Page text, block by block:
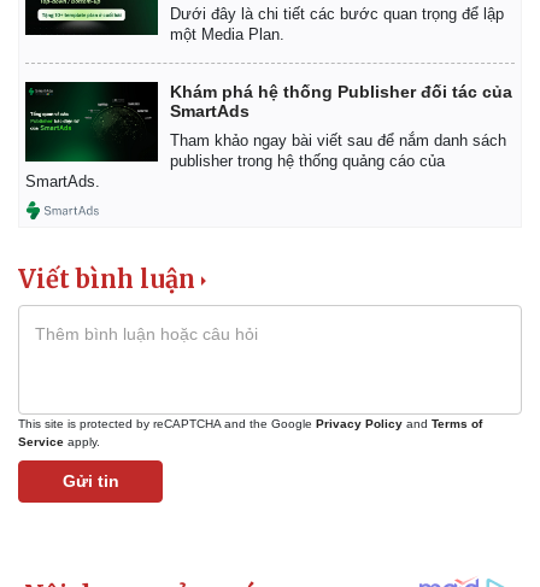
Dưới đây là chi tiết các bước quan trọng để lập
một Media Plan.
Khám phá hệ thống Publisher đối tác của
SmartAds
Tham khảo ngay bài viết sau để nắm danh sách
publisher trong hệ thống quảng cáo của
SmartAds.
Viết bình luận
This site is protected by reCAPTCHA and the Google Privacy Policy and Terms of
Service apply.
Gửi tin